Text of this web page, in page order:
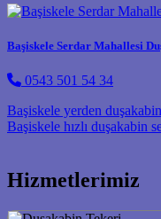
Başiskele Serdar Mahallesi
0543 501 54 34
Post navigation
Başiskele yerden
Başiskele hızlı duşakabin
Hizmetlerimiz